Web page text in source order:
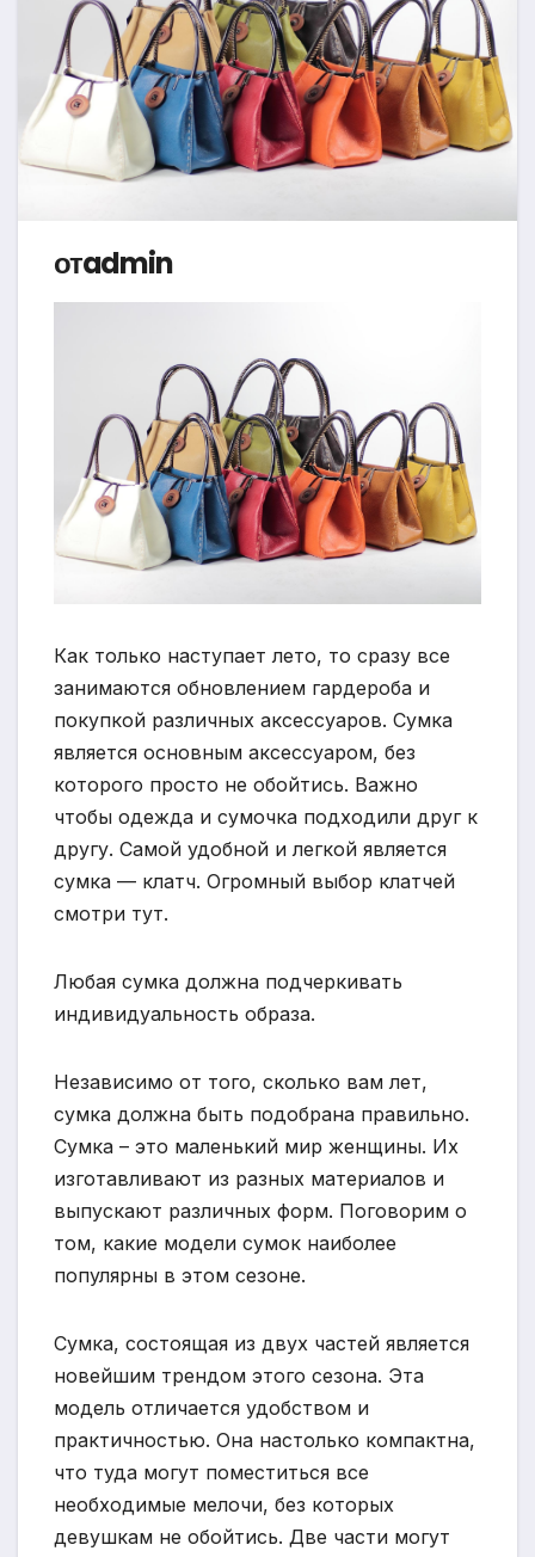
отadmin
Как только наступает лето, то сразу все
занимаются обновлением гардероба и
покупкой различных аксессуаров. Сумка
является основным аксессуаром, без
которого просто не обойтись. Важно
чтобы одежда и сумочка подходили друг к
другу. Самой удобной и легкой является
сумка — клатч. Огромный выбор клатчей
смотри тут.
Любая сумка должна подчеркивать
индивидуальность образа.
Независимо от того, сколько вам лет,
сумка должна быть подобрана правильно.
Сумка – это маленький мир женщины. Их
изготавливают из разных материалов и
выпускают различных форм. Поговорим о
том, какие модели сумок наиболее
популярны в этом сезоне.
Сумка, состоящая из двух частей является
новейшим трендом этого сезона. Эта
модель отличается удобством и
практичностью. Она настолько компактна,
что туда могут поместиться все
необходимые мелочи, без которых
девушкам не обойтись. Две части могут